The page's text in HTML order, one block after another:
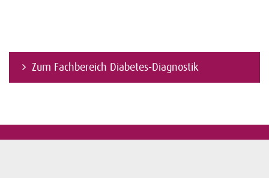
Zum Fachbereich Diabetes-Diagnostik